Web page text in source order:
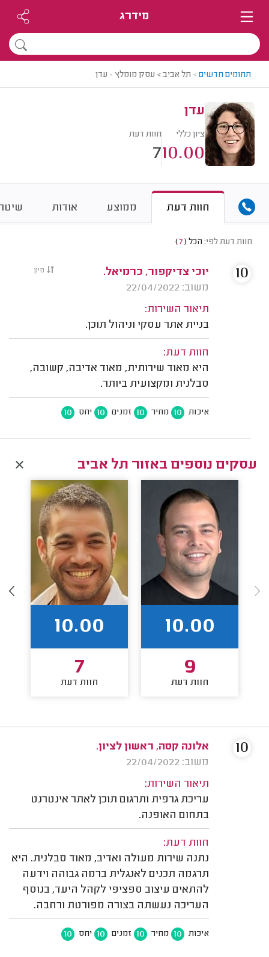
מידרג
תחומים חדשים> תל אביב > עסק מומלץ - עדן
עדן
ציון כללי
10.00
חוות דעת
7
חוות דעת ממוצע אודות
חוות דעת לפי: הכל (
7
)
מיון
יוכי צדיקפור, כרמיאל.
משוב: 22/04/2022
תיאור השירות:
בניית אתר עסקי וניהול תוכן.
חוות דעת:
היא מאוד שירותית, מאוד אדיבה, קשובה,
סבלנית ומקצועית ביותר.
איכות 10 מחיר 10 זמנים 10 יחס 10
10
עסקים נוספים באזור תל אביב
10.00
9
חוות דעת
10.00
7
חוות דעת
אלונה קסה, ראשון לציון.
משוב: 22/04/2022
תיאור השירות:
עריכת גרפית ותרגום תוכן לאתר אינטרנט
בתחום האופנה.
חוות דעת:
נתנה שירות מעולה ואדיב, מאוד סבלנית. היא
תרגמה תכנים לאנגלית ברמה גבוהה וידעה
להתאים עיצוב ספציפי לקהל היעד, בנוסף
העריכה נעשתה בצורה מפורטת ורחבה.
איכות 10 מחיר 10 זמנים 10 יחס 10
10